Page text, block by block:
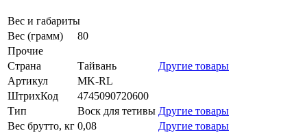
Вес и габариты
Вес (грамм)
80
Прочие
Страна
Тайвань
Другие товары
Артикул
MK-RL
ШтрихКод
4745090720600
Тип
Воск для тетивы Другие товары
Вес брутто, кг 0,08
Другие товары